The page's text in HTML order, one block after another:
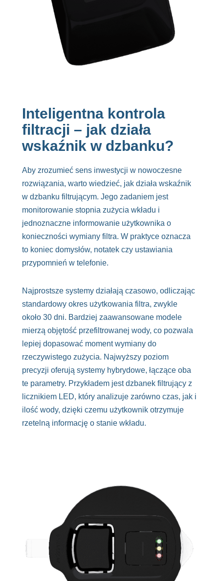
Inteligentna kontrola
filtracji – jak działa
wskaźnik w dzbanku?
Aby zrozumieć sens inwestycji w nowoczesne
rozwiązania, warto wiedzieć, jak działa wskaźnik
w dzbanku filtrującym. Jego zadaniem jest
monitorowanie stopnia zużycia wkładu i
jednoznaczne informowanie użytkownika o
konieczności wymiany filtra. W praktyce oznacza
to koniec domysłów, notatek czy ustawiania
przypomnień w telefonie.
Najprostsze systemy działają czasowo, odliczając
standardowy okres użytkowania filtra, zwykle
około 30 dni. Bardziej zaawansowane modele
mierzą objętość przefiltrowanej wody, co pozwala
lepiej dopasować moment wymiany do
rzeczywistego zużycia. Najwyższy poziom
precyzji oferują systemy hybrydowe, łączące oba
te parametry. Przykładem jest dzbanek filtrujący z
licznikiem LED, który analizuje zarówno czas, jak i
ilość wody, dzięki czemu użytkownik otrzymuje
rzetelną informację o stanie wkładu.